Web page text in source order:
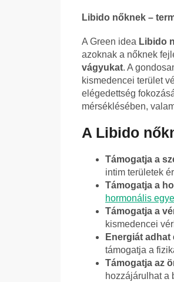
Libido nőknek –
A Green idea Libido
azoknak a nőknek
vágyukat. A
kismedencei terület
elégedettség
mérséklésében,
A Libido
Támogatja a
intim területek
Támogatja a
hormonális
Támogatja a
kismedencei
Energiát
támogatja a
Támogatja az
hozzájárulhat a